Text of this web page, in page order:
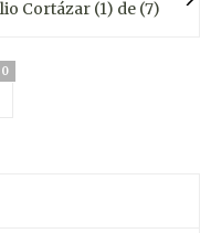
Cortázar (1) de (7)
0